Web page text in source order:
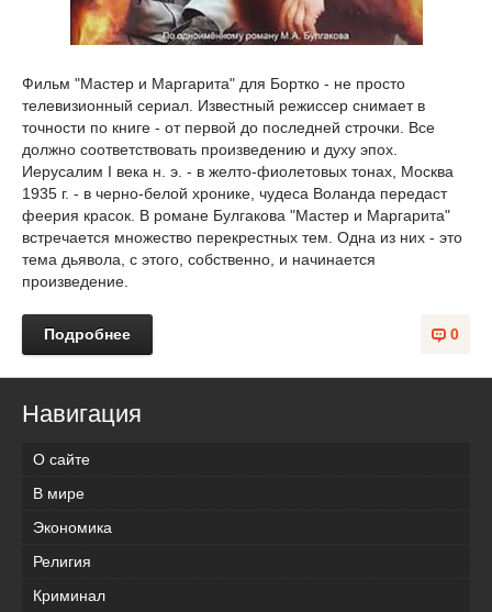
Фильм "Мастер и Маргарита" для Бортко - не просто
телевизионный сериал. Известный режиссер снимает в
точности по книге - от первой до последней строчки. Все
должно соответствовать произведению и духу эпох.
Иерусалим I века н. э. - в желто-фиолетовых тонах, Москва
1935 г. - в черно-белой хронике, чудеса Воланда передаст
феерия красок. В романе Булгакова "Мастер и Маргарита"
встречается множество перекрестных тем. Одна из них - это
тема дьявола, с этого, собственно, и начинается
произведение.
0
Подробнее
Навигация
О сайте
В мире
Экономика
Религия
Криминал